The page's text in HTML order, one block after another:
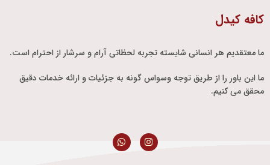
کافه کیدل
ما معتقدیم هر انسانی شایسته تجربه لحظاتی آرام و سرشار از احترام است.
ما این باور را از طریق توجه وسواس گونه به جزئیات و ارائه خدمات دقیق
محقق می کنیم.